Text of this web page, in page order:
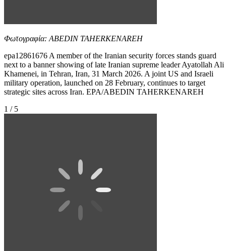
Φωτογραφία: ABEDIN TAHERKENAREH
epa12861676 A member of the Iranian security forces stands guard
next to a banner showing of late Iranian supreme leader Ayatollah Ali
Khamenei, in Tehran, Iran, 31 March 2026. A joint US and Israeli
military operation, launched on 28 February, continues to target
strategic sites across Iran. EPA/ABEDIN TAHERKENAREH
1 / 5